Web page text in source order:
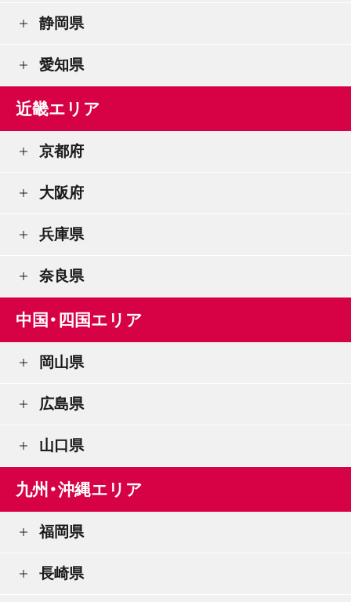
静岡県
愛知県
近畿エリア
京都府
大阪府
兵庫県
奈良県
中国・四国エリア
岡山県
広島県
山口県
九州・沖縄エリア
福岡県
長崎県